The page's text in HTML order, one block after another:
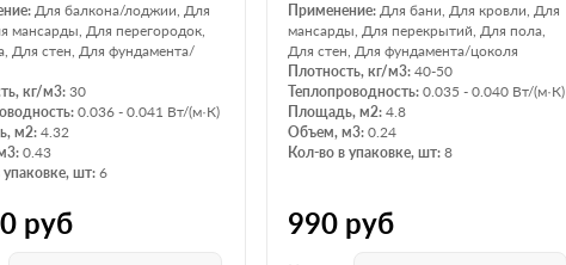
Для балкона/лоджии, Для
мансарды, Для перегородок,
Для стен, Для фундамента/
кг/м3: 30
0.036 - 0.041 Вт/(м·К)
м2:4.32
0.43
упаковке, шт: 6
руб
Применение: Для бани, Для кровли, Для
мансарды, Для перекрытий, Для пола,
Для стен, Для фундамента/цоколя
Плотность, кг/м3: 40-50
Теплопроводность: 0.035 - 0.040 Вт/(м·К)
Площадь, м2: 4.8
Объем, м3: 0.24
Кол-во в упаковке, шт: 8
990 руб